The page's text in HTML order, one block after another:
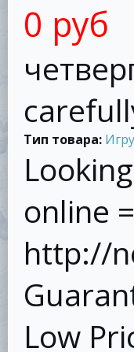
0 руб
Тип товара:
online
http://
Low